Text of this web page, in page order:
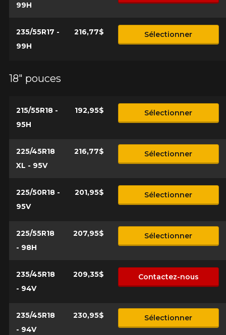
99H
235/55R17 -
99H
216,77$ Sélectionner
18" pouces
215/55R18 -
95H
192,95$ Sélectionner
225/45R18
XL - 95V
216,77$ Sélectionner
225/50R18 -
95V
201,95$ Sélectionner
225/55R18
- 98H
207,95$ Sélectionner
235/45R18
- 94V
209,35$ Contactez-nous
235/45R18
- 94V
230,95$ Sélectionner